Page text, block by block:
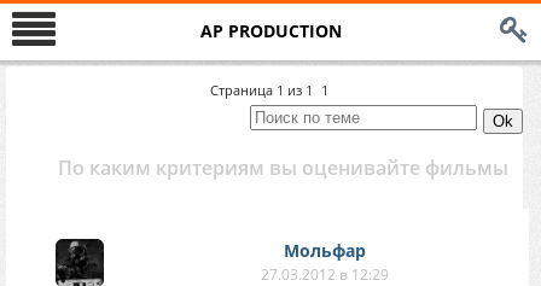
AP PRODUCTION
Страница 1 из 1 1
По каким критериям вы оценивайте фильмы
Мольфар
27.03.2012 в 12:29